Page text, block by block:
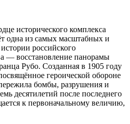
исторического комплекса
одна из самых масштабных и
российского
— восстановление панорамы
Рубо. Созданная в 1905 году
героической обороне
бомбы, разрушения и
десятилетий после последнего
к первоначальному величию,